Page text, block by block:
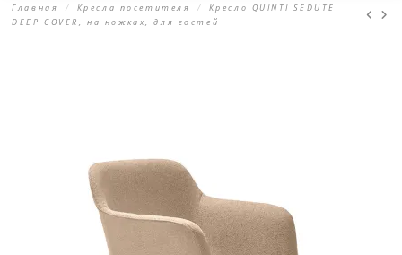
Главная Кресла посетителя
Кресло QUINTI SEDUTE
DEEP COVER, на ножках, для гостей